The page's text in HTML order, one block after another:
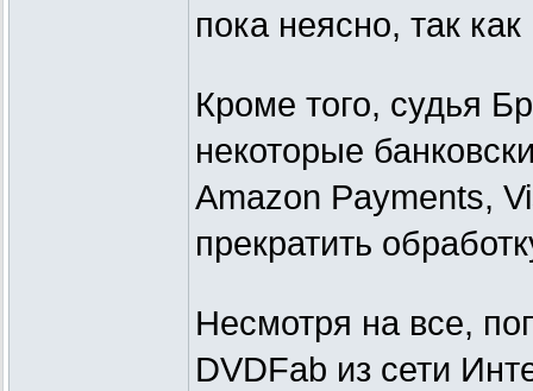
пока неясно, так
Кроме того, судья
некоторые
Amazon Payments,
прекратить
Несмотря на все,
DVDFab из сети